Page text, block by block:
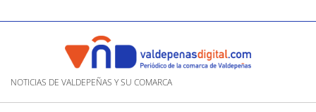
NOTICIAS DE VALDEPEÑAS Y SU COMARCA